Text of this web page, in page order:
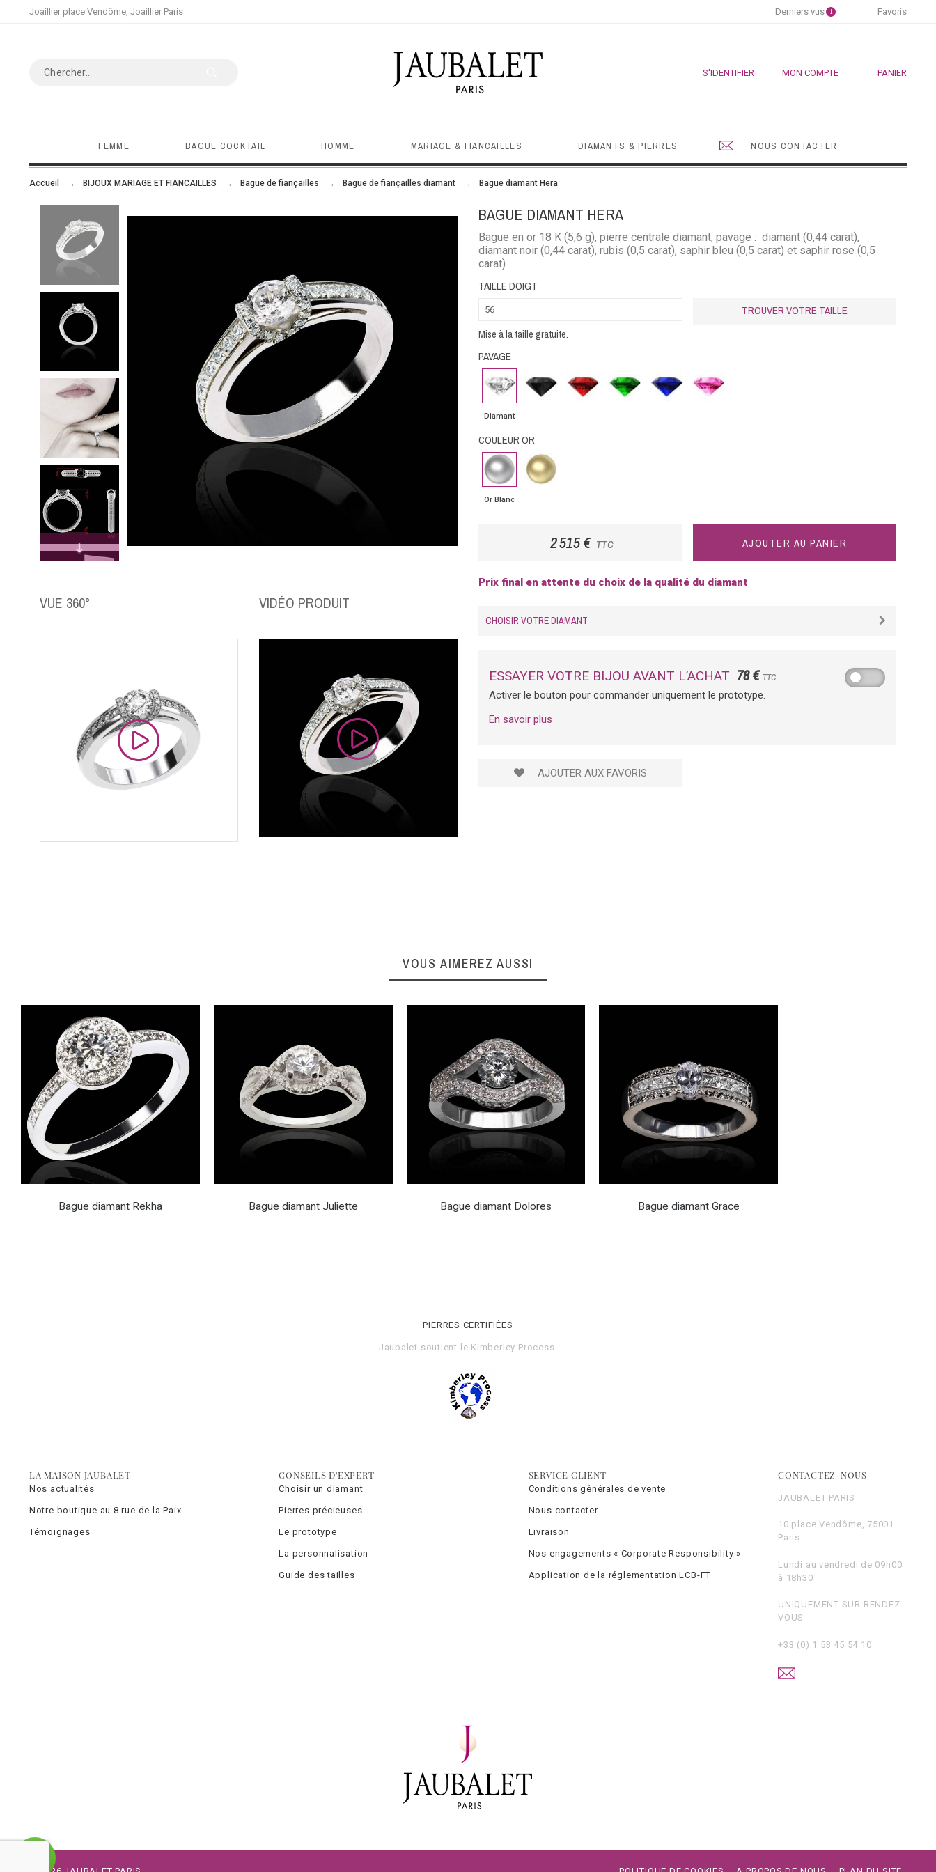
Joaillier place Vendôme, Joaillier Paris Derniers vus 1 Favoris
S'IDENTIFIER MON COMPTE PANIER
FEMME BAGUE COCKTAIL HOMME MARIAGE & FIANCAILLES DIAMANTS & PIERRES NOUS CONTACTER
Accueil BIJOUX MARIAGE ET FIANCAILLES Bague de fiançailles Bague de fiançailles diamant Bague diamant Hera
VUE 360° VIDÉO PRODUIT
BAGUE DIAMANT HERA
Bague en or 18 K (5,6 g), pierre centrale diamant, pavage : diamant (0,44 carat),
diamant noir (0,44 carat), rubis (0,5 carat), saphir bleu (0,5 carat) et saphir rose (0,5
carat)
TAILLE DOIGT
Mise à la taille gratuite.
TROUVER VOTRE TAILLE
PAVAGE
Diamant
Diamant
Diamant
noir
Rubis Emeraude
Saphir
bleu
Saphir
rose
COULEUR OR
Or
Blanc
Or Blanc
Or
Jaune
2 515 € TTC AJOUTER AU PANIER
Prix final en attente du choix de la qualité du diamant
CHOISIR VOTRE DIAMANT
ESSAYER VOTRE BIJOU AVANT L’ACHAT 78 € TTC
Activer le bouton pour commander uniquement le prototype.
En savoir plus
AJOUTER AUX FAVORIS
VOUS AIMEREZ AUSSI
Bague diamant Rekha Bague diamant Juliette Bague diamant Dolores Bague diamant Grace
PIERRES CERTIFIÉES
Jaubalet soutient le Kimberley Process
LA MAISON JAUBALET
Nos actualités
Notre boutique au 8 rue de la Paix
Témoignages
CONSEILS D'EXPERT
Choisir un diamant
Pierres précieuses
Le prototype
La personnalisation
Guide des tailles
SERVICE CLIENT
Conditions générales de vente
Nous contacter
Livraison
Nos engagements « Corporate Responsibility »
Application de la réglementation LCB-FT
CONTACTEZ-NOUS
JAUBALET PARIS
10 place Vendôme, 75001
Paris
Lundi au vendredi de 09h00
à 18h30
UNIQUEMENT SUR RENDEZ-
VOUS
+33 (0) 1 53 45 54 10